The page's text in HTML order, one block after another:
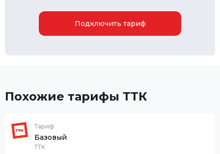
Подключить тариф
Похожие тарифы ТТК
Тариф
Базовый
ТТК